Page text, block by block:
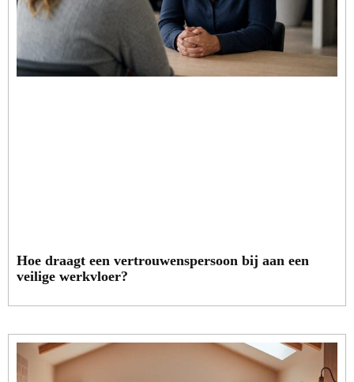
Hoe draagt een vertrouwenspersoon bij aan een
veilige werkvloer?